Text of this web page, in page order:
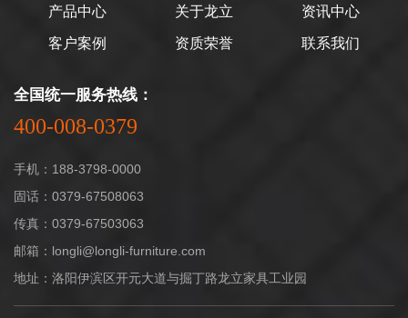
产品中心 关于龙立 资讯中心
客户案例 资质荣誉 联系我们
全国统一服务热线：
400-008-0379
手机：188-3798-0000
固话：0379-67508063
传真：0379-67503063
邮箱：longli@longli-furniture.com
地址：洛阳伊滨区开元大道与掘丁路龙立家具工业园